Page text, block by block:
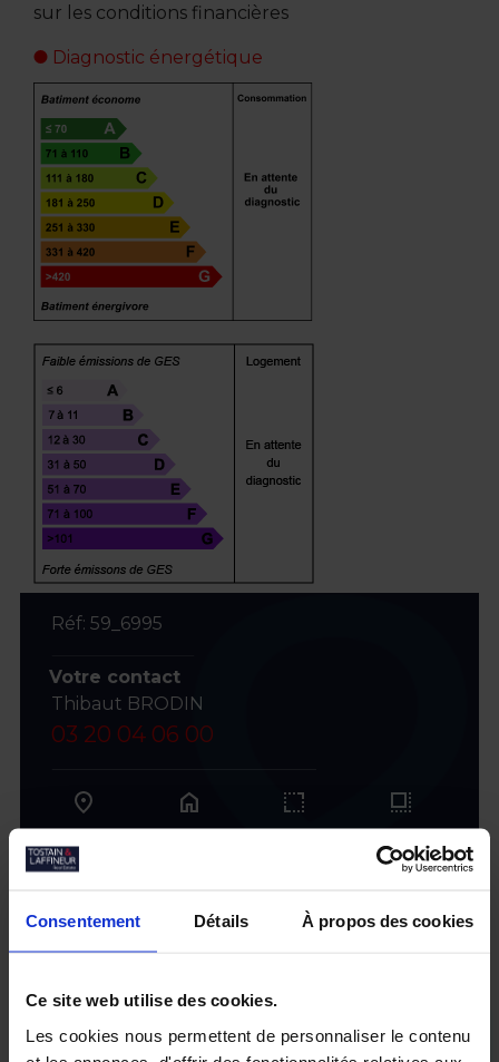
Consentement Détails À propos des cookies
Ce site web utilise des cookies.
Les cookies nous permettent de personnaliser le contenu
sur les conditions financières
Diagnostic énergétique
Réf: 59_6995
Votre contact
Thibaut BRODIN
03 20 04 06 00
LOOS
home
div. 453 m²
Visiter ce bien